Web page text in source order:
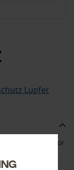
Lupfer
knoppen door